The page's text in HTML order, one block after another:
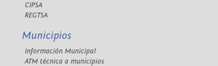
CIPSA
REGTSA
Municipios
Información Municipal
ATM técnica a municipios